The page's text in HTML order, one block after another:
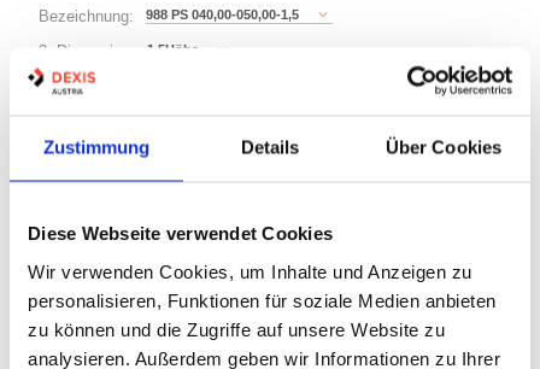
Zustimmung Details Über Cookies
Diese Webseite verwendet Cookies
Wir verwenden Cookies, um Inhalte und Anzeigen zu
personalisieren, Funktionen für soziale Medien anbieten
zu können und die Zugriffe auf unsere Website zu
analysieren. Außerdem geben wir Informationen zu Ihrer
Bezeichnung:
988 PS 040,00-050,00-1,5
3. Dimension: 1,5Höhe
Länge / 2. Dimension:
STK Warenkorb
Auf Lager
Lager anzeigen